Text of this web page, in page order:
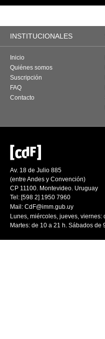
INSTITUCIONALES
Inicio
Quiénes somos
Suscripción
FAQ
Contacto
Av. 18 de Julio 885
(entre Andes y Convención)
CP 11100. Montevideo. Uruguay
Tel: [598 2] 1950 7960
Mail: CdF@imm.gub.uy
Lunes, miércoles, jueves, viernes:
Martes: de 10 a 21 h. Sábados de